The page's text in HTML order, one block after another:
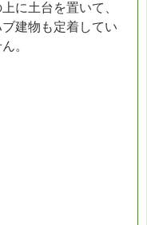
に土台を置いて、
建物も定着してい
。